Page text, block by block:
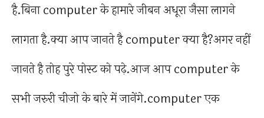
है.बिना computer के हामारे जीबन अधूरा जैसा लागने
लागता है.क्या आप जानते है computer क्या है?अगर नहीं
जानते है तोह पुरे पोस्ट को पढ़े.आज आप computer के
सभी जरुरी चीजो के बारे में जानेंगे.computer एक